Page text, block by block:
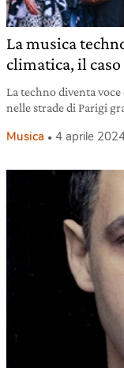
La musica
climatica, il
La techno diventa
nelle strade di Parigi
Musica 4 aprile